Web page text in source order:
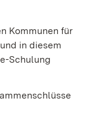
Kommunen für
in diesem
Schulung